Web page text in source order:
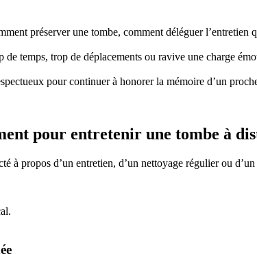
préserver une tombe, comment déléguer
temps, trop de déplacements ou ravive une charge
pour continuer à honorer la mémoire d’un
pour entretenir une tombe à
à propos d’un entretien, d’un nettoyage régulier ou